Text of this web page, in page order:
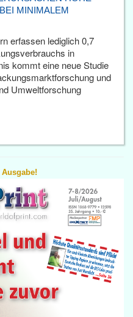
MINIMALEM
erfassen lediglich 0,7
in
kommt eine neue Studie
und
Umweltforschung